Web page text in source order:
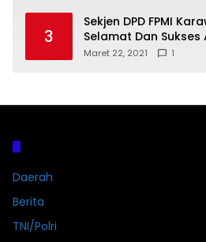
3
Sekjen DPD FPMI Karawang Mengucapkan
Selamat Dan
Calon Kades
Maret 22, 2021 1
Daerah
Berita
TNI/Polri